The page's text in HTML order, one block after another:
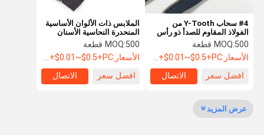
منزل المنتجات حول بنا
جولة في
ضبط الجودة طلب اقتباس
#4 سحاب Y-Tooth من
الفولاذ المقاوم للصدأ ذو رأس
زنبركي مغلق لطراز الجينز
MOQ:500 قطعة
الأسعار:USD+$0.01~$0.5+PC
افضل سعر
الاتصال
الملابس ذات الألوان الأساسية
المنحدرة النحاسية الأسنان
المعدنية السحاب مع الذيل
المفتوح نوع النحاس
MOQ:500 قطعة
الأسعار:USD+$0.01~$0.5+PC
افضل سعر
الاتصال
عرض المزيد